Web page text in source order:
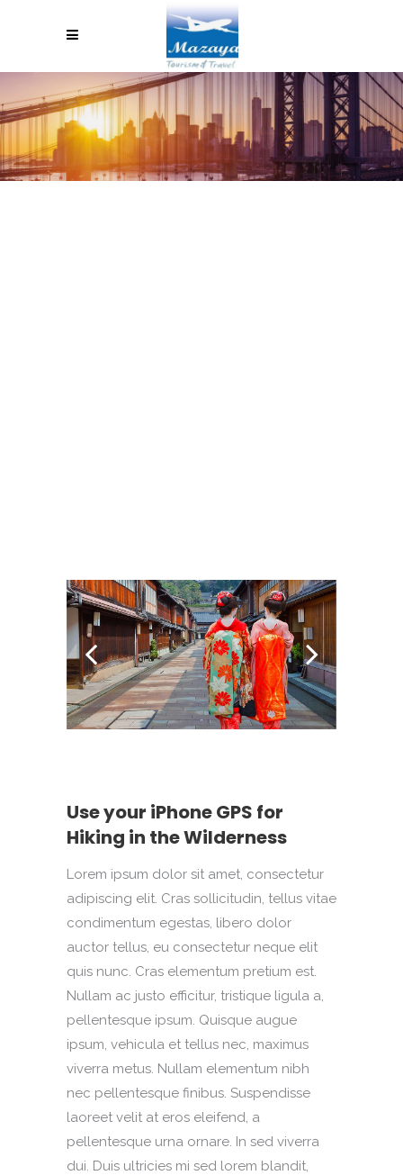
Use your iPhone GPS for
Hiking in the Wilderness
Lorem ipsum dolor sit amet, consectetur
adipiscing elit. Cras sollicitudin, tellus vitae
condimentum egestas, libero dolor
auctor tellus, eu consectetur neque elit
quis nunc. Cras elementum pretium est.
Nullam ac justo efficitur, tristique ligula a,
pellentesque ipsum. Quisque augue
ipsum, vehicula et tellus nec, maximus
viverra metus. Nullam elementum nibh
nec pellentesque finibus. Suspendisse
laoreet velit at eros eleifend, a
pellentesque urna ornare. In sed viverra
dui. Duis ultricies mi sed lorem blandit,